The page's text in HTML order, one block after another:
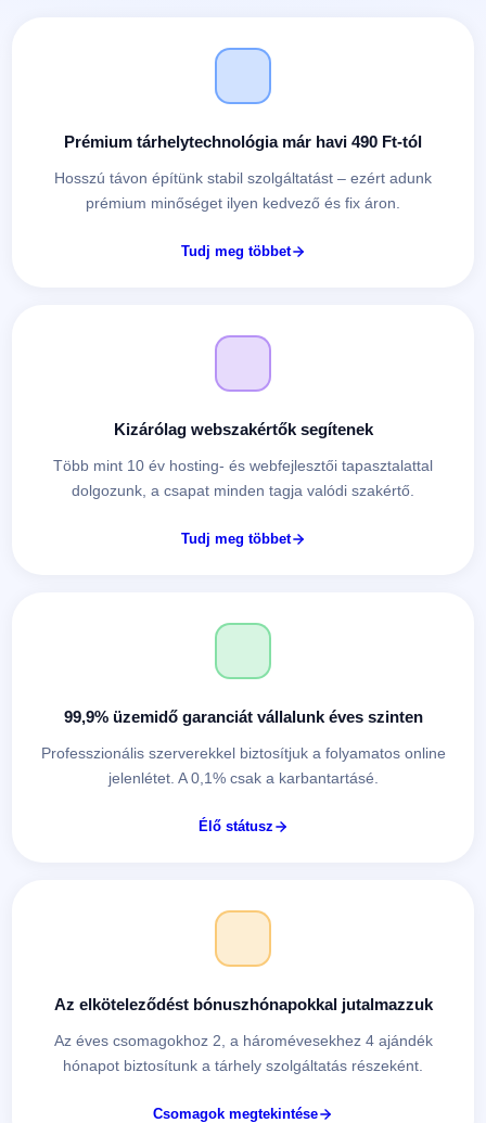
Prémium tárhelytechnológia már havi 490 Ft-tól
Hosszú távon építünk stabil szolgáltatást – ezért adunk
prémium minőséget ilyen kedvező és fix áron.
Tudj meg többet
Kizárólag webszakértők segítenek
Több mint 10 év hosting- és webfejlesztői tapasztalattal
dolgozunk, a csapat minden tagja valódi szakértő.
Tudj meg többet
99,9% üzemidő garanciát vállalunk éves szinten
Professzionális szerverekkel biztosítjuk a folyamatos online
jelenlétet. A 0,1% csak a karbantartásé.
Élő státusz
Az elköteleződést bónuszhónapokkal jutalmazzuk
Az éves csomagokhoz 2, a háromévesekhez 4 ajándék
hónapot biztosítunk a tárhely szolgáltatás részeként.
Csomagok megtekintése